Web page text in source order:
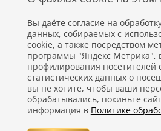
Политика конфиденциальности
Правовая информация
Вы даёте согласие на
данных, собираемых с
cookie, а также посредством
программы "Яндекс Метрика",
профилирования посетителей
статистических данных о
вы не хотите, чтобы ваши
обрабатывались, покиньте
информация в Политике